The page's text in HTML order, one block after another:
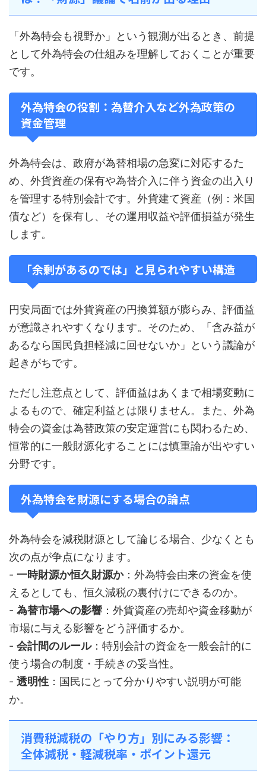
「外為特会も視野か」という観測が出るとき、前提
として外為特会の仕組みを理解しておくことが重要
です。
外為特会の役割：為替介入など外為政策の
資金管理
外為特会は、政府が為替相場の急変に対応するた
め、外貨資産の保有や為替介入に伴う資金の出入り
を管理する特別会計です。外貨建て資産（例：米国
債など）を保有し、その運用収益や評価損益が発生
します。
「余剰があるのでは」と見られやすい構造
円安局面では外貨資産の円換算額が膨らみ、評価益
が意識されやすくなります。そのため、「含み益が
あるなら国民負担軽減に回せないか」という議論が
起きがちです。
ただし注意点として、評価益はあくまで相場変動に
よるもので、確定利益とは限りません。また、外為
特会の資金は為替政策の安定運営にも関わるため、
恒常的に一般財源化することには慎重論が出やすい
分野です。
外為特会を財源にする場合の論点
外為特会を減税財源として論じる場合、少なくとも
次の点が争点になります。
- 一時財源か恒久財源か：外為特会由来の資金を使
えるとしても、恒久減税の裏付けにできるのか。
- 為替市場への影響 ：外貨資産の売却や資金移動が
市場に与える影響をどう評価するか。
- 会計間のルール：特別会計の資金を一般会計的に
使う場合の制度・手続きの妥当性。
- 透明性 ：国民にとって分かりやすい説明が可能
か。
消費税減税の「やり方」別にみる影響：
全体減税・軽減税率・ポイント還元